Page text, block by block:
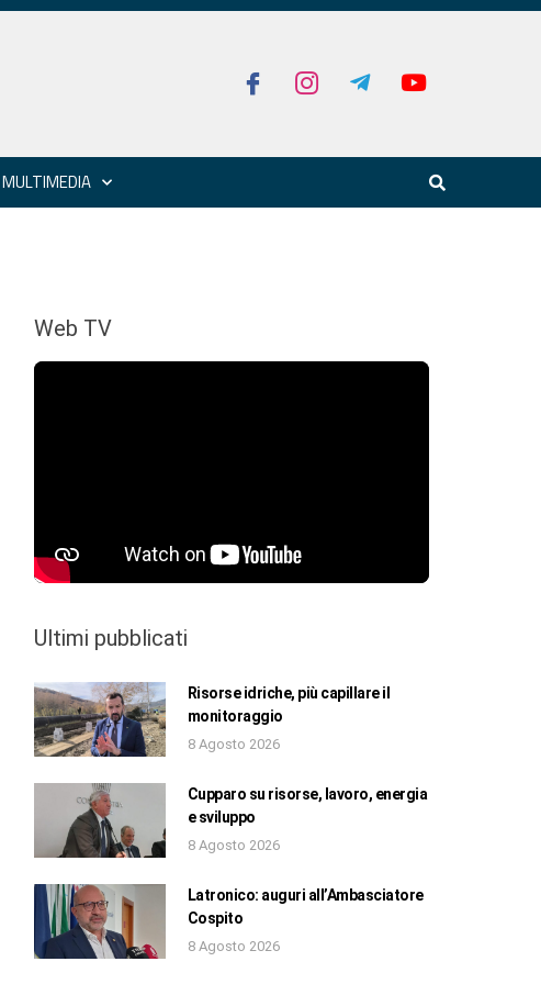
MULTIMEDIA
Web TV
Ultimi pubblicati
Risorse idriche, più capillare il
monitoraggio
8 Agosto 2026
Cupparo su risorse, lavoro, energia
e sviluppo
8 Agosto 2026
Latronico: auguri all’Ambasciatore
Cospito
8 Agosto 2026